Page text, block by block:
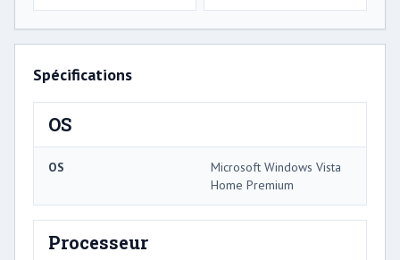
Spécifications
OS
OS
Microsoft Windows Vista
Home Premium
Processeur